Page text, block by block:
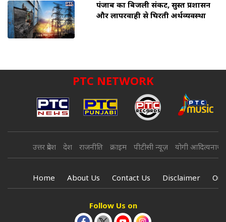
पंजाब का बिजली संकट, सुस्त प्रशासन
और लापरवाही से घिरती अर्थव्यवस्था
PTC NETWORK
उत्तर प्रदेश देश राजनीति क्राइम पीटीसी न्यूज़ योगी आदित्यनाथ
Home About Us Contact Us Disclaimer
Follow Us on